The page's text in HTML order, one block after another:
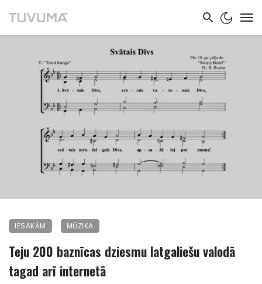
IESAKĀM MŪZIKA
Teju 200 baznīcas dziesmu latgaliešu valodā
tagad arī internetā